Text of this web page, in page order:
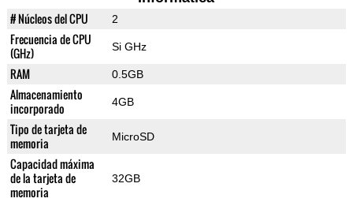
# Núcleos del CPU 2
Frecuencia de CPU
(GHz)
Si GHz
RAM 0.5GB
Almacenamiento
incorporado
4GB
Tipo de tarjeta de
memoria
MicroSD
Capacidad máxima
de la tarjeta de
memoria
32GB